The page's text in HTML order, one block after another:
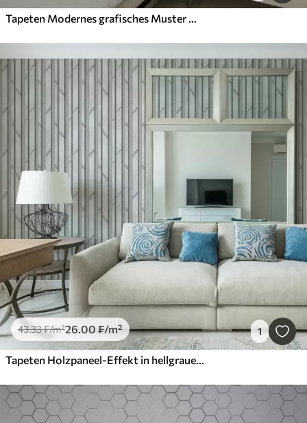
Tapeten Modernes grafisches Muster mit geschwungenen Linien
43.33₣/m²26.00 ₣/m² 1
Tapeten Holzpaneel-Effekt in hellgrauer Farbe